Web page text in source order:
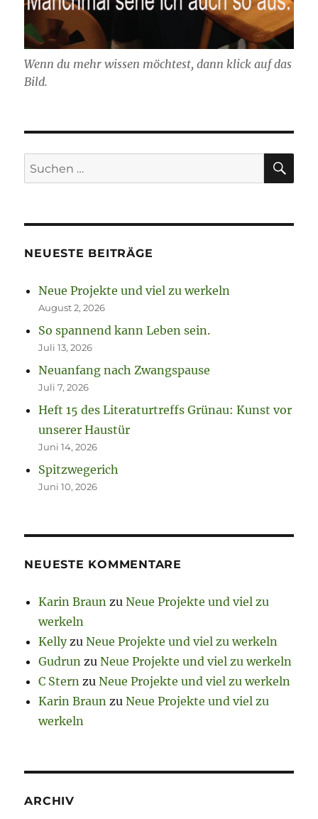
Wenn du mehr wissen möchtest, dann klick auf das
Bild.
Suchen
nach:
NEUESTE BEITRÄGE
Neue Projekte und viel zu werkeln
August 2, 2026
So spannend kann Leben sein.
Juli 13, 2026
Neuanfang nach Zwangspause
Juli 7, 2026
Heft 15 des Literaturtreffs Grünau: Kunst vor
unserer Haustür
Juni 14, 2026
Spitzwegerich
Juni 10, 2026
NEUESTE KOMMENTARE
Karin Braun zuNeue Projekte und viel zu
werkeln
KellyzuNeue Projekte und viel zu werkeln
Gudrun zuNeue Projekte und viel zu werkeln
C Stern zuNeue Projekte und viel zu werkeln
Karin Braun zuNeue Projekte und viel zu
werkeln
ARCHIV